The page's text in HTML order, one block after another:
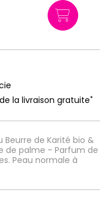
de Karité bio &
de palme - Parfum de
Peau normale à
la livraison gratuite*